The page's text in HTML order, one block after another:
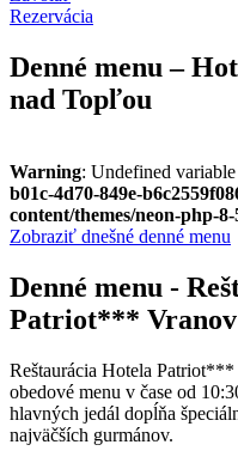
Rezervácia
Denné menu –
nad Topľou
Warning: Undefined
b01c-4d70-849e-
content/themes/neon-php-
Zobraziť dnešné denné menu
Denné menu -
Patriot***
Reštaurácia Hotela
obedové menu v čase od
hlavných jedál dopĺňa
najväčších gurmánov.